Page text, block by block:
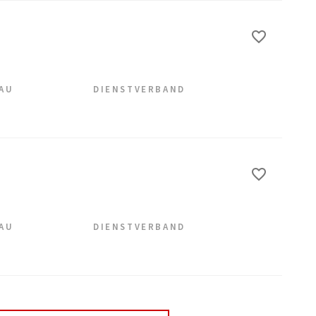
DIENSTVERBAND
DIENSTVERBAND